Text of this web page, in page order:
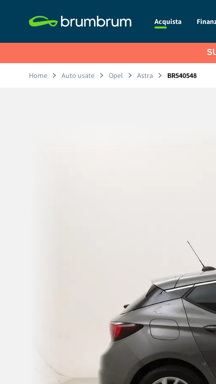
Acquista
Home Auto usate Opel Astra BR540548